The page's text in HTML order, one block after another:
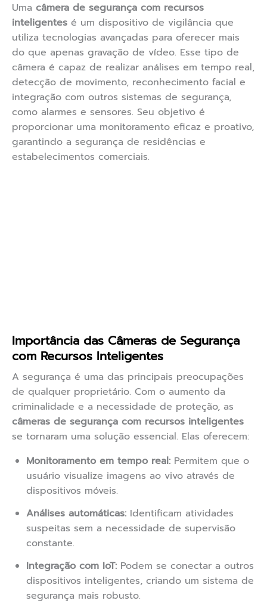
Uma câmera de segurança com recursos
inteligentes é um dispositivo de vigilância que
utiliza tecnologias avançadas para oferecer mais
do que apenas gravação de vídeo. Esse tipo de
câmera é capaz de realizar análises em tempo real,
detecção de movimento, reconhecimento facial e
integração com outros sistemas de segurança,
como alarmes e sensores. Seu objetivo é
proporcionar uma monitoramento eficaz e proativo,
garantindo a segurança de residências e
estabelecimentos comerciais.
Importância das Câmeras de Segurança
com Recursos Inteligentes
A segurança é uma das principais preocupações
de qualquer proprietário. Com o aumento da
criminalidade e a necessidade de proteção, as
câmeras de segurança com recursos inteligentes
se tornaram uma solução essencial. Elas oferecem:
Monitoramento em tempo real: Permitem que o
usuário visualize imagens ao vivo através de
dispositivos móveis.
Análises automáticas: Identificam atividades
suspeitas sem a necessidade de supervisão
constante.
Integração com IoT: Podem se conectar a outros
dispositivos inteligentes, criando um sistema de
segurança mais robusto.